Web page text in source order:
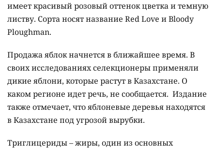
имеет красивый розовый оттенок цветка и темную
листву. Сорта носят название Red Love и Bloody
Ploughman.
Продажа яблок начнется в ближайшее время. В
своих исследованиях селекционеры применяли
дикие яблони, которые растут в Казахстане. О
каком регионе идет речь, не сообщается. Издание
также отмечает, что яблоневые деревья находятся
в Казахстане под угрозой вырубки.
Триглицериды – жиры, один из основных